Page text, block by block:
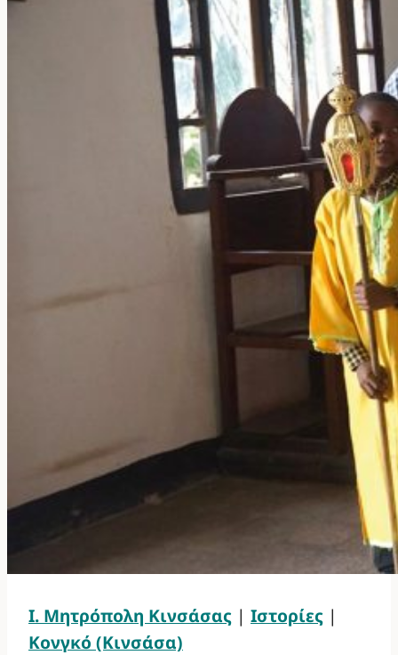
Ι. Μητρόπολη Κινσάσας | Ιστορίες |
Κονγκό (Κινσάσα)